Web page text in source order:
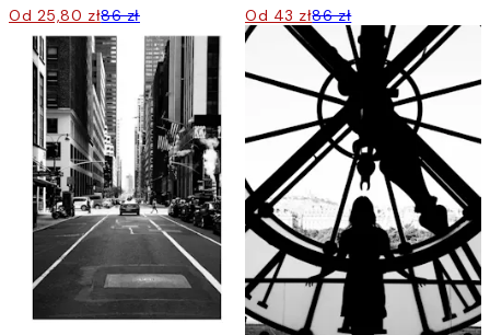
Od 25,80 zł86 zł Od 43 zł86 zł